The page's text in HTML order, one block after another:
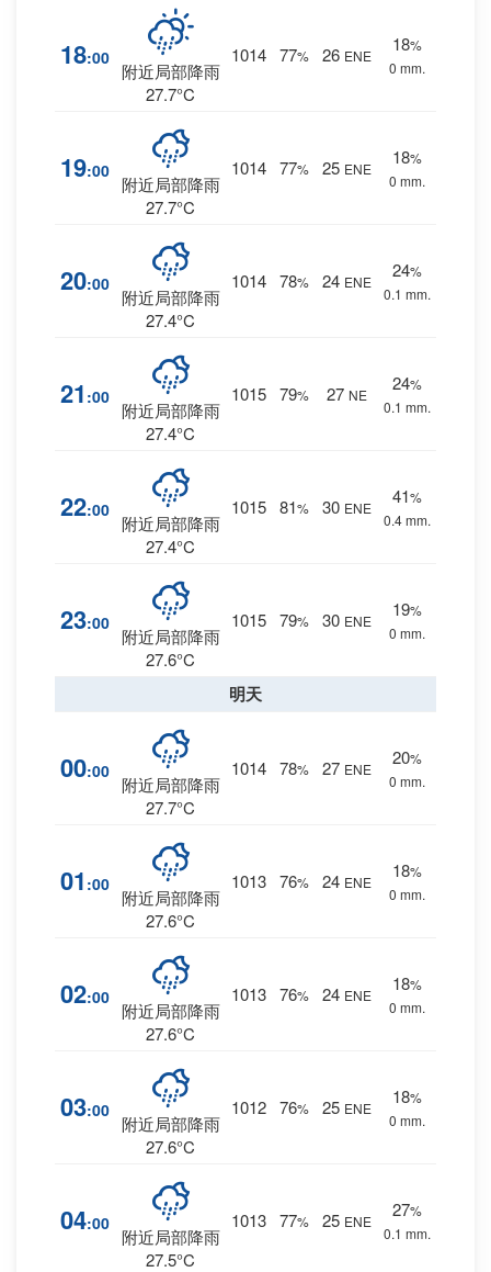
18:00
附近局部降雨
27.7°C
1014 77% 26 ENE
18%
0 mm.
19:00
附近局部降雨
27.7°C
1014 77% 25 ENE
18%
0 mm.
20:00
附近局部降雨
27.4°C
1014 78% 24 ENE
24%
0.1 mm.
21 :00
附近局部降雨
27.4°C
1015 79% 27 NE
24%
0.1 mm.
22:00
附近局部降雨
27.4°C
1015 81% 30 ENE
41%
0.4 mm.
23:00
附近局部降雨
27.6°C
1015 79% 30 ENE
19%
0 mm.
明天
00:00
附近局部降雨
27.7°C
1014 78% 27 ENE
20%
0 mm.
01 :00
附近局部降雨
27.6°C
1013 76% 24 ENE
18%
0 mm.
02:00
附近局部降雨
27.6°C
1013 76% 24 ENE
18%
0 mm.
03:00
附近局部降雨
27.6°C
1012 76% 25 ENE
18%
0 mm.
04:00
附近局部降雨
27.5°C
1013 77% 25 ENE
27%
0.1 mm.